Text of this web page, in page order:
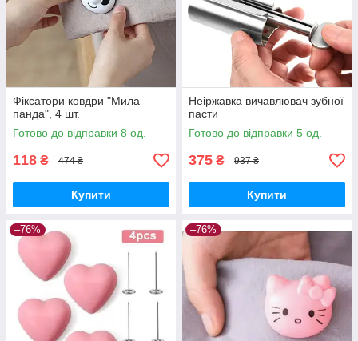
Фіксатори ковдри "Мила
панда", 4 шт.
Готово до відправки 8 од.
118 ₴ 474 ₴
Купити
Неіржавка вичавлювач зубної
пасти
Готово до відправки 5 од.
375 ₴ 937 ₴
Купити
–76% –76%